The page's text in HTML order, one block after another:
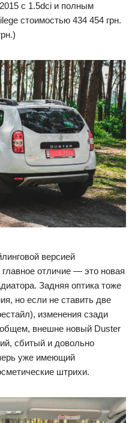
с 1.5dci и полным
стоимостью 434 454 грн.
версией
отличие — это новая
Задняя оптика тоже
но если не ставить две
изменения сзади
внешне новый Duster
сбитый и довольно
уже имеющий
штрихи.